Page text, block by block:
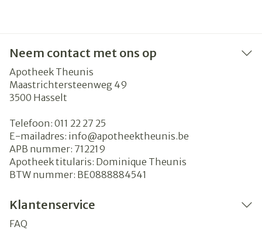
Neem contact met ons op
Apotheek Theunis
Maastrichtersteenweg 49
3500 Hasselt
Telefoon: 011 22 27 25
E-mailadres: info@apotheektheunis.be
APB nummer: 712219
Apotheek titularis: Dominique Theunis
BTW nummer: BE0888884541
Klantenservice
FAQ